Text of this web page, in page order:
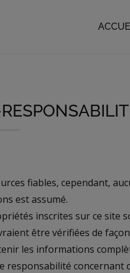
fiables, cependant,
est assumé.
inscrites sur ce site
être vérifiées de
les informations
responsabilité concernant